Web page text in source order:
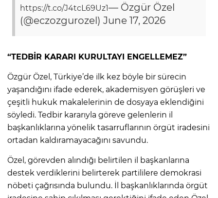
https://t.co/J4tcL69Uz1— Özgür Özel
(@eczozgurozel) June 17, 2026
“TEDBİR KARARI KURULTAYI ENGELLEMEZ”
Özgür Özel, Türkiye’de ilk kez böyle bir sürecin
yaşandığını ifade ederek, akademisyen görüşleri ve
çeşitli hukuk makalelerinin de dosyaya eklendiğini
söyledi. Tedbir kararıyla göreve gelenlerin il
başkanlıklarına yönelik tasarruflarının örgüt iradesini
ortadan kaldıramayacağını savundu.
Özel, görevden alındığı belirtilen il başkanlarına
destek verdiklerini belirterek partililere demokrasi
nöbeti çağrısında bulundu. İl başkanlıklarında örgüt